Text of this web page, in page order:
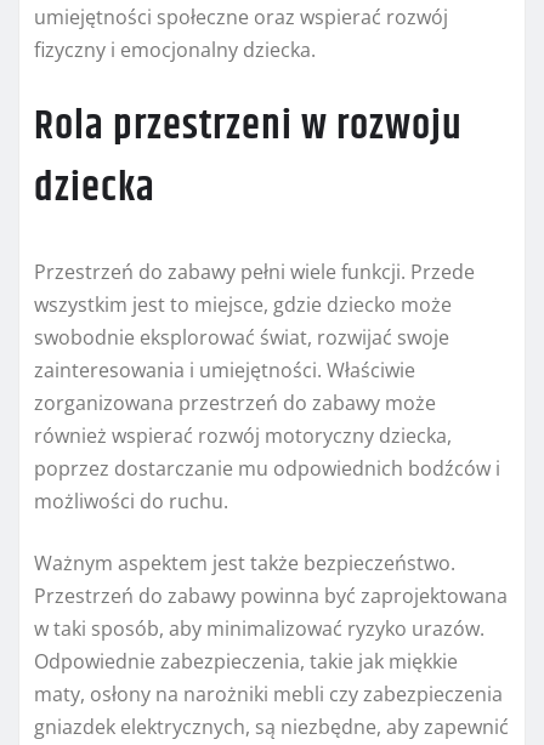
umiejętności społeczne oraz wspierać rozwój
fizyczny i emocjonalny dziecka.
Rola przestrzeni w rozwoju
dziecka
Przestrzeń do zabawy pełni wiele funkcji. Przede
wszystkim jest to miejsce, gdzie dziecko może
swobodnie eksplorować świat, rozwijać swoje
zainteresowania i umiejętności. Właściwie
zorganizowana przestrzeń do zabawy może
również wspierać rozwój motoryczny dziecka,
poprzez dostarczanie mu odpowiednich bodźców i
możliwości do ruchu.
Ważnym aspektem jest także bezpieczeństwo.
Przestrzeń do zabawy powinna być zaprojektowana
w taki sposób, aby minimalizować ryzyko urazów.
Odpowiednie zabezpieczenia, takie jak miękkie
maty, osłony na narożniki mebli czy zabezpieczenia
gniazdek elektrycznych, są niezbędne, aby zapewnić